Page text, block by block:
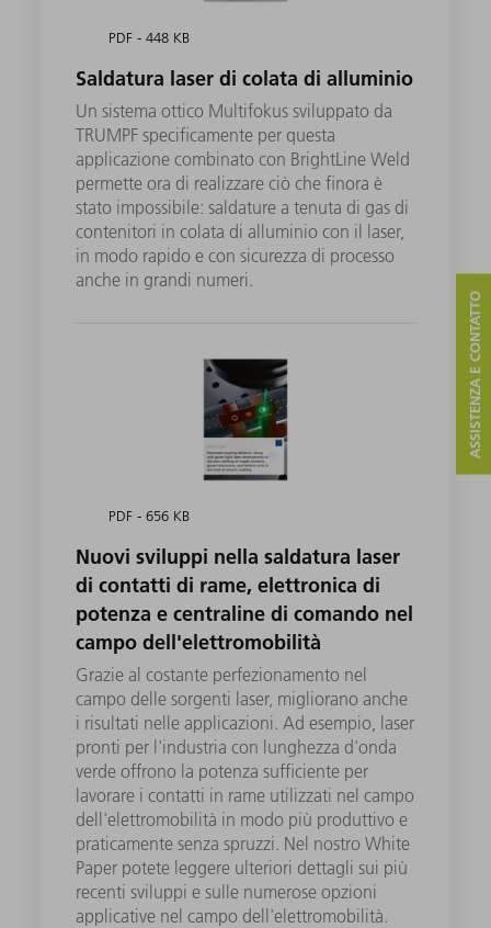
PDF - 448 KB
Saldatura laser di colata di alluminio
Un sistema ottico Multifokus sviluppato da
TRUMPF specificamente per questa
applicazione combinato con BrightLine Weld
permette ora di realizzare ciò che finora è
stato impossibile: saldature a tenuta di gas di
contenitori in colata di alluminio con il laser,
in modo rapido e con sicurezza di processo
anche in grandi numeri.
PDF - 656 KB
Nuovi sviluppi nella saldatura laser
di contatti di rame, elettronica di
potenza e centraline di comando nel
campo dell'elettromobilità
Grazie al costante perfezionamento nel
campo delle sorgenti laser, migliorano anche
i risultati nelle applicazioni. Ad esempio, laser
pronti per l'industria con lunghezza d'onda
verde offrono la potenza sufficiente per
lavorare i contatti in rame utilizzati nel campo
dell'elettromobilità in modo più produttivo e
praticamente senza spruzzi. Nel nostro White
Paper potete leggere ulteriori dettagli sui più
recenti sviluppi e sulle numerose opzioni
applicative nel campo dell'elettromobilità.
ASSISTENZA E CONTATTO